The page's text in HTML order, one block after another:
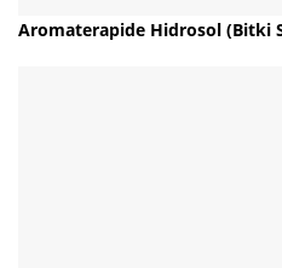
Aromaterapide Hidrosol (Bitki